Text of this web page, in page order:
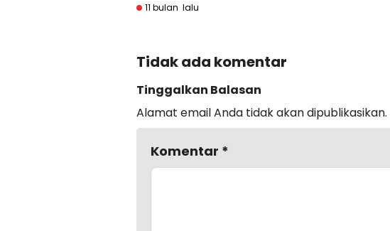
11 bulan lalu
Tidak ada komentar
Tinggalkan Balasan
Alamat email Anda tidak akan dipublikasikan.
Komentar *